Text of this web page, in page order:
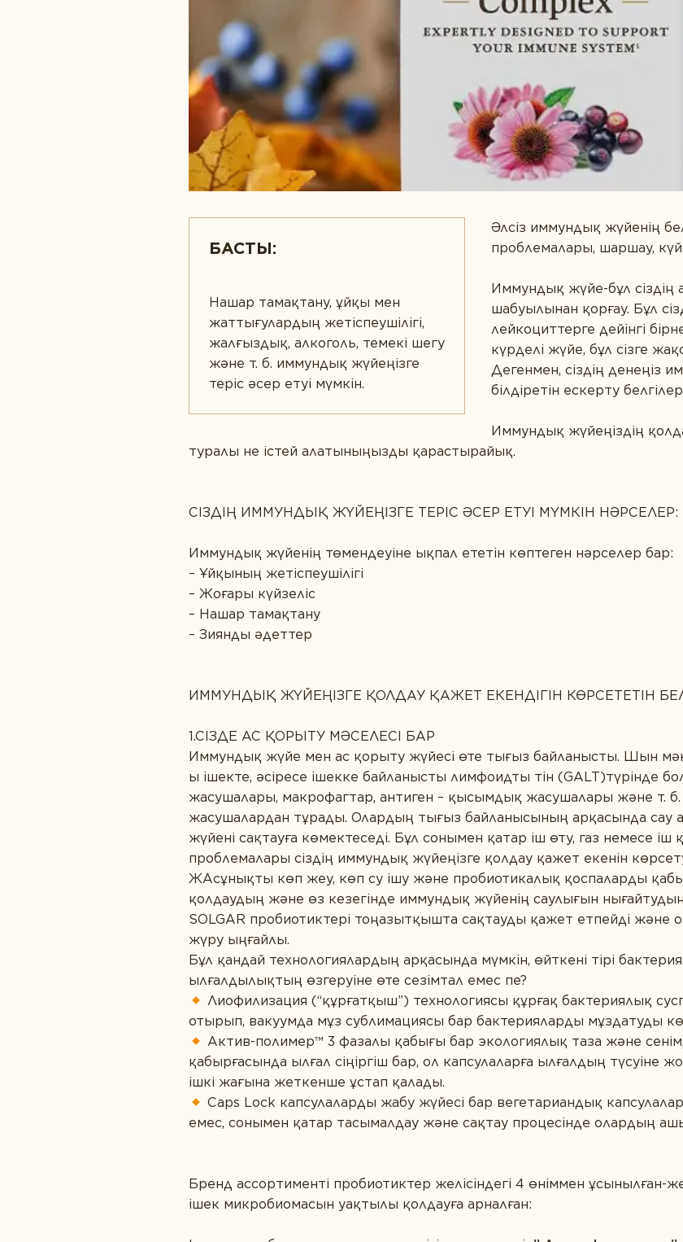
Сұлулық
БАСТЫ:
Нашар тамақтану, ұйқы мен
жаттығулардың жетіспеушілігі,
жалғыздық, алкоголь, темекі шегу
және т. б. иммундық жүйеңізге
теріс әсер етуі мүмкін.
Әлсіз иммундық жүйенің
проблемалары, шаршау,
Иммундық жүйе-бұл
шабуылынан қорғау. Бұл
лейкоциттерге дейінгі
күрделі жүйе, бұл сізге
Дегенмен, сіздің денеңіз
білдіретін ескерту
Иммундық жүйеңіздің
туралы не істей алатыныңызды қарастырайық.
СІЗДІҢ ИММУНДЫҚ ЖҮЙЕҢІЗГЕ ТЕРІС ӘСЕР ЕТУІ МҮМКІН НӘРСЕЛЕР:
Иммундық жүйенің төмендеуіне ықпал ететін көптеген нәрселер бар:
– Ұйқының жетіспеушілігі
– Жоғары күйзеліс
– Нашар тамақтану
– Зиянды әдеттер
ИММУНДЫҚ ЖҮЙЕҢІЗГЕ ҚОЛДАУ ҚАЖЕТ ЕКЕНДІГІН КӨРСЕТЕТІН
1.СІЗДЕ АС ҚОРЫТУ МӘСЕЛЕСІ БАР
Иммундық жүйе мен ас қорыту жүйесі өте тығыз байланысты. Шын
ы ішекте, әсіресе ішекке байланысты лимфоидты тін (GALT)түрінде
жасушалары, макрофагтар, антиген – қысымдық жасушалары және т.
жасушалардан тұрады. Олардың тығыз байланысының арқасында сау
жүйені сақтауға көмектеседі. Бұл сонымен қатар іш өту, газ немесе
проблемалары сіздің иммундық жүйеңізге қолдау қажет екенін
ЖАсұнықты көп жеу, көп су ішу және пробиотикалық қоспаларды
қолдаудың және өз кезегінде иммундық жүйенің саулығын нығайтудың
SOLGAR пробиотиктері тоңазытқышта сақтауды қажет етпейді және
жүру ыңғайлы.
Бұл қандай технологиялардың арқасында мүмкін, өйткені тірі
ылғалдылықтың өзгеруіне өте сезімтал емес пе?
Лиофилизация (“құрғатқыш”) технологиясы құрғақ бактериялық
отырып, вакуумда мұз сублимациясы бар бактерияларды мұздатуды
Актив-полимер™ 3 фазалы қабығы бар экологиялық таза және
қабырғасында ылғал сіңіргіш бар, ол капсулаларға ылғалдың түсуіне
ішкі жағына жеткенше ұстап қалады.
Caps Lock капсулаларды жабу жүйесі бар вегетариандық
емес, сонымен қатар тасымалдау және сақтау процесінде олардың
Бренд ассортименті пробиотиктер желісіндегі 4 өніммен
ішек микробиомасын уақтылы қолдауға арналған: